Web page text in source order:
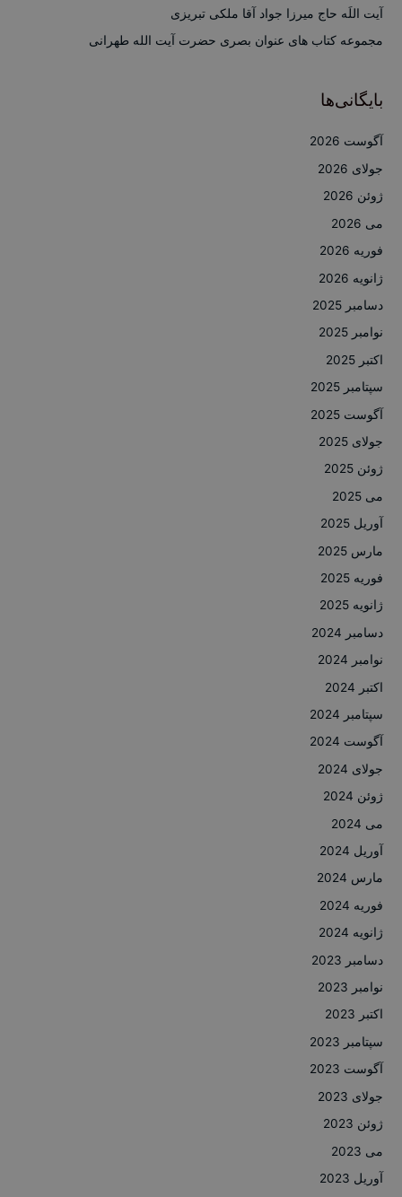
آیت اللَه حاج میرزا جواد آقا ملکی تبریزی
مجموعه کتاب های عنوان بصری حضرت آیت الله طهرانی
بایگانی‌ها
آگوست 2026
جولای 2026
ژوئن 2026
می 2026
فوریه 2026
ژانویه 2026
دسامبر 2025
نوامبر 2025
اکتبر 2025
سپتامبر 2025
آگوست 2025
جولای 2025
ژوئن 2025
می 2025
آوریل 2025
مارس 2025
فوریه 2025
ژانویه 2025
دسامبر 2024
نوامبر 2024
اکتبر 2024
سپتامبر 2024
آگوست 2024
جولای 2024
ژوئن 2024
می 2024
آوریل 2024
مارس 2024
فوریه 2024
ژانویه 2024
دسامبر 2023
نوامبر 2023
اکتبر 2023
سپتامبر 2023
آگوست 2023
جولای 2023
ژوئن 2023
می 2023
آوریل 2023